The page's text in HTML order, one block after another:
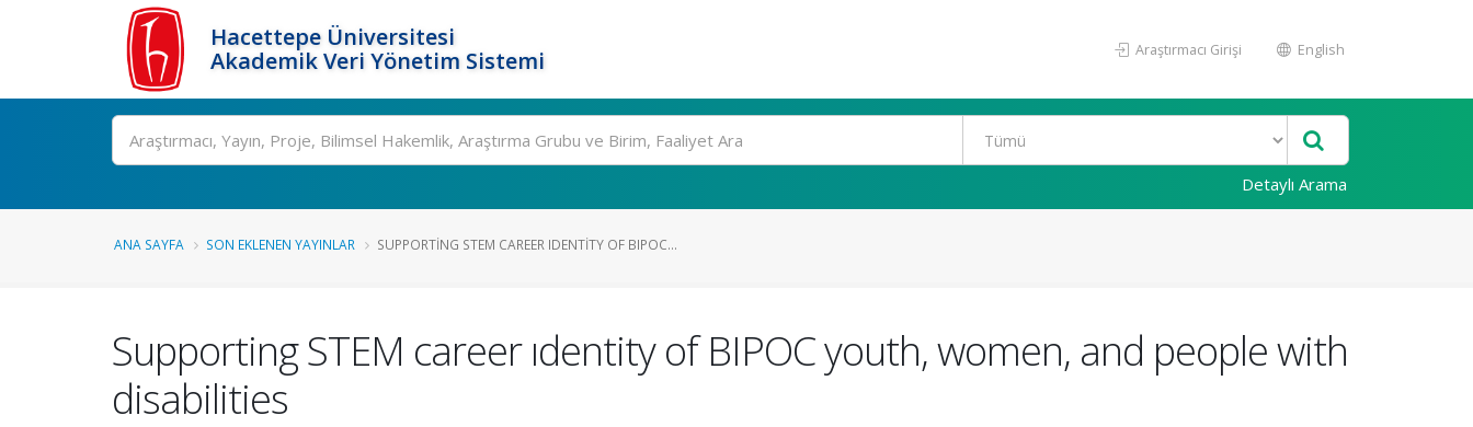
Hacettepe Üniversitesi
Akademik Veri Yönetim Sistemi
Araştırmacı Girişi English
Ara
Detaylı Arama
ANA SAYFA SON EKLENEN YAYINLAR SUPPORTING STEM CAREER IDENTITY OF BIPOC...
Supporting STEM career ıdentity of BIPOC youth, women, and people with
disabilities